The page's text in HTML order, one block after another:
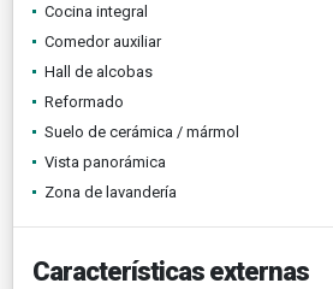
Cocina integral
Comedor auxiliar
Hall de alcobas
Reformado
Suelo de cerámica / mármol
Vista panorámica
Zona de lavandería
Características externas